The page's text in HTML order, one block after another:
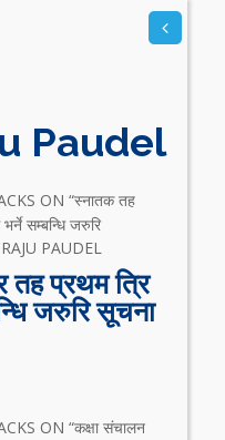
Paudel
ON “स्नातक तह
सम्बन्धि जरुरि
RAJU PAUDEL
तह प्रथम त्रि
जरुरि सूचना
ON “कक्षा संचालन